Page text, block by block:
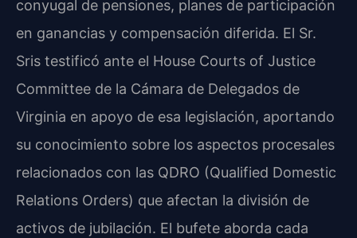
conyugal de pensiones, planes de participación
en ganancias y compensación diferida. El Sr.
Sris testificó ante el House Courts of Justice
Committee de la Cámara de Delegados de
Virginia en apoyo de esa legislación, aportando
su conocimiento sobre los aspectos procesales
relacionados con las QDRO (Qualified Domestic
Relations Orders) que afectan la división de
activos de jubilación. El bufete aborda cada